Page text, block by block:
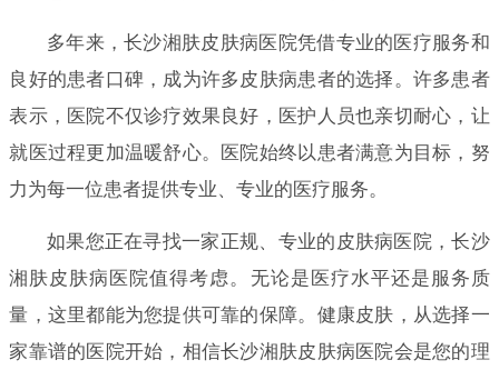
多年来，长沙湘肤皮肤病医院凭借专业的医疗服务和
良好的患者口碑，成为许多皮肤病患者的选择。许多患者
表示，医院不仅诊疗效果良好，医护人员也亲切耐心，让
就医过程更加温暖舒心。医院始终以患者满意为目标，努
力为每一位患者提供专业、专业的医疗服务。
如果您正在寻找一家正规、专业的皮肤病医院，长沙
湘肤皮肤病医院值得考虑。无论是医疗水平还是服务质
量，这里都能为您提供可靠的保障。健康皮肤，从选择一
家靠谱的医院开始，相信长沙湘肤皮肤病医院会是您的理